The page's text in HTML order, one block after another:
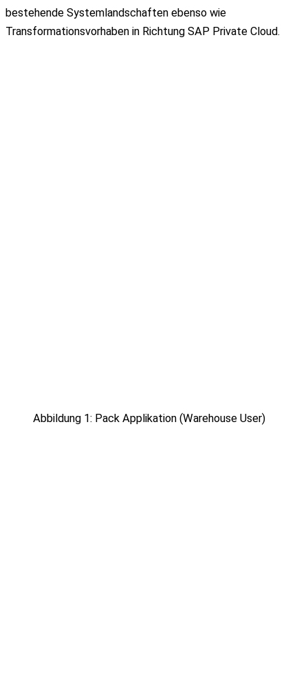
bestehende Systemlandschaften ebenso wie
Transformationsvorhaben in Richtung SAP Private Cloud.
Abbildung 1: Pack Applikation (Warehouse User)